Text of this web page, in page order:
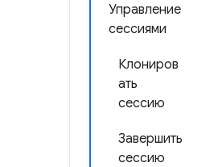
Управление
сессиями
Клониров
ать
сессию
Завершить
сессию